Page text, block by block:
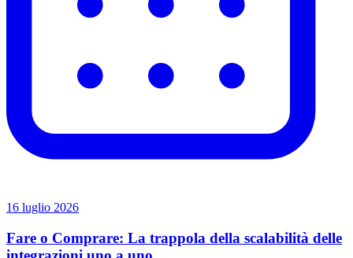
16 luglio 2026
Fare o Comprare: La trappola della scalabilità delle